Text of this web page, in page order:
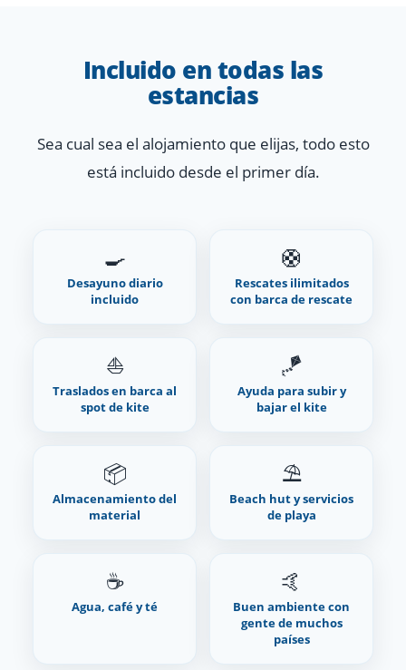
Incluido en todas las
estancias
Sea cual sea el alojamiento que elijas, todo esto
está incluido desde el primer día.
🍳
Desayuno diario
incluido
🛟
Rescates ilimitados
con barca de rescate
⛵
Traslados en barca al
spot de kite
🪁
Ayuda para subir y
bajar el kite
📦
Almacenamiento del
material
⛱️
Beach hut y servicios
de playa
☕
Agua, café y té
🤙
Buen ambiente con
gente de muchos
países